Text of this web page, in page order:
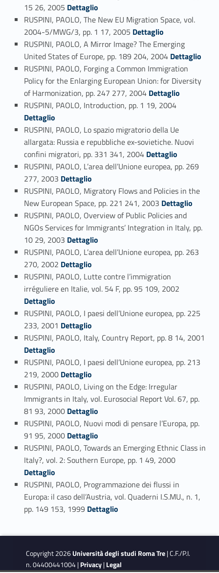
15 26, 2005 Link identifier #identifier_person_66389-72
Dettaglio
RUSPINI, PAOLO, The New EU Migration Space, vol.
2004-5/MWG/3, pp. 1 17, 2005 Link identifier #identifier_person_158441-73
Dettaglio
RUSPINI, PAOLO, A Mirror Image? The Emerging
United States of Europe, pp. 189 204, 2004 Link identifier #identifier_person_127650-74
Dettaglio
RUSPINI, PAOLO, Forging a Common Immigration
Policy for the Enlarging European Union: for Diversity
of Harmonization, pp. 247 277, 2004 Link identifier #identifier_person_50050-75
Dettaglio
RUSPINI, PAOLO, Introduction, pp. 1 19, 2004
Dettaglio
RUSPINI, PAOLO, Lo spazio migratorio della Ue
allargata: Russia e repubbliche ex-sovietiche. Nuovi
confini migratori, pp. 331 341, 2004 Link identifier #identifier_person_1387-77
Dettaglio
RUSPINI, PAOLO, L’area dell’Unione europea, pp. 269
277, 2003 Link identifier #identifier_person_11237-78
Dettaglio
RUSPINI, PAOLO, Migratory Flows and Policies in the
New European Space, pp. 221 241, 2003 Link identifier #identifier_person_108963-79
Dettaglio
RUSPINI, PAOLO, Overview of Public Policies and
NGOs Services for Immigrants’ Integration in Italy, pp.
10 29, 2003 Link identifier #identifier_person_64298-80
Dettaglio
RUSPINI, PAOLO, L’area dell’Unione europea, pp. 263
270, 2002 Link identifier #identifier_person_149312-81
Dettaglio
RUSPINI, PAOLO, Lutte contre l’immigration
irréguliere en Italie, vol. 54 F, pp. 95 109, 2002
Dettaglio
RUSPINI, PAOLO, I paesi dell’Unione europea, pp. 225
233, 2001 Link identifier #identifier_person_121274-83
Dettaglio
RUSPINI, PAOLO, Italy, Country Report, pp. 8 14, 2001
Link identifier #identifier_person_950-84
Dettaglio
RUSPINI, PAOLO, I paesi dell’Unione europea, pp. 213
219, 2000 Link identifier #identifier_person_193457-85
Dettaglio
RUSPINI, PAOLO, Living on the Edge: Irregular
Immigrants in Italy, vol. Eurosocial Report Vol. 67, pp.
81 93, 2000 Link identifier #identifier_person_154905-86
Dettaglio
RUSPINI, PAOLO, Nuovi modi di pensare l’Europa, pp.
91 95, 2000 Link identifier #identifier_person_182356-87
Dettaglio
RUSPINI, PAOLO, Towards an Emerging Ethnic Class in
Italy?, vol. 2: Southern Europe, pp. 1 49, 2000
Dettaglio
RUSPINI, PAOLO, Programmazione dei flussi in
Europa: il caso dell’Austria, vol. Quaderni I.S.MU., n. 1,
pp. 149 153, 1999 Link identifier #identifier_person_40692-89
Dettaglio
Copyright 2026Università degli studi Roma Tre| C.F./P.I.
n. 04400441004 |Privacy|Legal